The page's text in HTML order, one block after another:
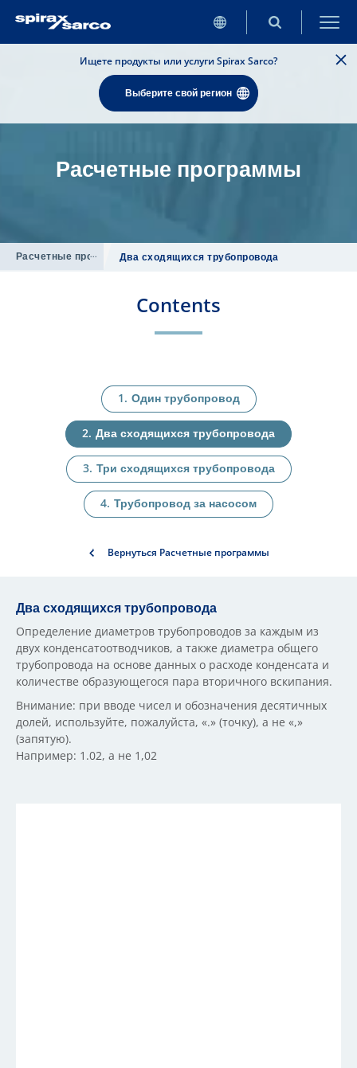
Ищете продукты или услуги Spirax Sarco?
Выберите свой регион
Расчетные программы
Расчетные программы /
Два сходящихся трубопровода
Contents
Один трубопровод
Два сходящихся трубопровода
Три сходящихся трубопровода
Трубопровод за насосом
Вернуться Расчетные программы
Два сходящихся трубопровода
Определение диаметров трубопроводов за каждым из
двух конденсатоотводчиков, а также диаметра общего
трубопровода на основе данных о расходе конденсата и
количестве образующегося пара вторичного вскипания.
Внимание: при вводе чисел и обозначения десятичных
долей, используйте, пожалуйста, «.» (точку), а не «,»
(запятую).
Например: 1.02, а не 1,02